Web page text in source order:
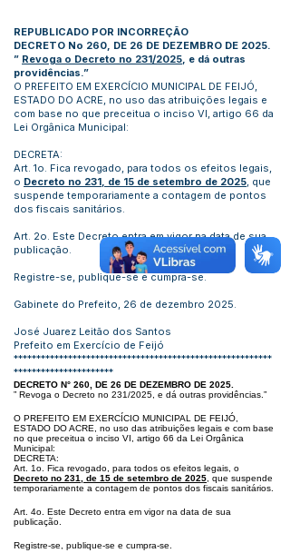
REPUBLICADO POR INCORREÇÃO
DECRETO No 260, DE 26 DE DEZEMBRO DE 2025.
” Revoga o Decreto no 231/2025, e dá outras
providências.”
O PREFEITO EM EXERCÍCIO MUNICIPAL DE FEIJÓ,
ESTADO DO ACRE, no uso das atribuições legais e
com base no que preceitua o inciso VI, artigo 66 da
Lei Orgânica Municipal:
DECRETA:
Art. 1o. Fica revogado, para todos os efeitos legais,
o Decreto no 231, de 15 de setembro de 2025, que
suspende temporariamente a contagem de pontos
dos fiscais sanitários.
Art. 2o. Este Decreto entra em vigor na data de sua
publicação.
Registre-se, publique-se e cumpra-se.
Gabinete do Prefeito, 26 de dezembro 2025.
José Juarez Leitão dos Santos
Prefeito em Exercício de Feijó
*********************************************************
**********************
DECRETO N° 260, DE 26 DE DEZEMBRO DE 2025.
” Revoga o Decreto no 231/2025, e dá outras providências.”
O PREFEITO EM EXERCÍCIO MUNICIPAL DE FEIJÓ,
ESTADO DO ACRE, no uso das atribuições legais e com base
no que preceitua o inciso VI, artigo 66 da Lei Orgânica
Municipal:
DECRETA:
Art. 1o. Fica revogado, para todos os efeitos legais, o
Decreto no 231, de 15 de setembro de 2025 , que suspende
temporariamente a contagem de pontos dos fiscais sanitários.
Art. 4o. Este Decreto entra em vigor na data de sua
publicação.
Registre-se, publique-se e cumpra-se.